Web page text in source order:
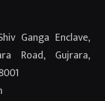
Ganga Enclave,
Road, Gujrara,